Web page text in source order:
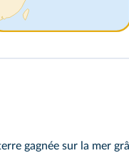
gagnée sur la mer